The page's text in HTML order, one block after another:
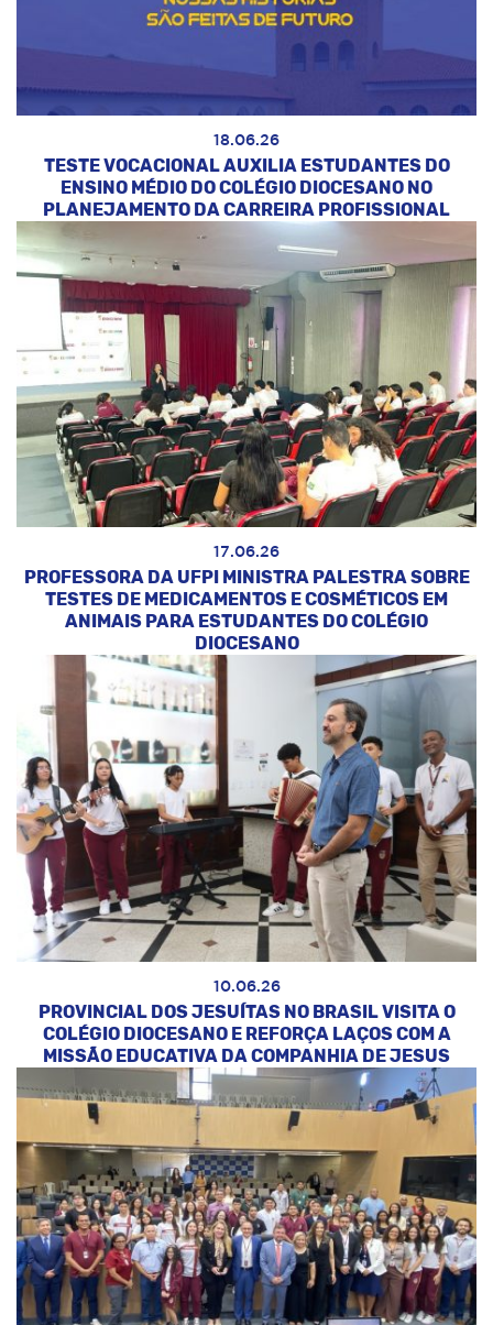
18.06.26
TESTE VOCACIONAL AUXILIA ESTUDANTES DO
ENSINO MÉDIO DO COLÉGIO DIOCESANO NO
PLANEJAMENTO DA CARREIRA PROFISSIONAL
17.06.26
PROFESSORA DA UFPI MINISTRA PALESTRA SOBRE
TESTES DE MEDICAMENTOS E COSMÉTICOS EM
ANIMAIS PARA ESTUDANTES DO COLÉGIO
DIOCESANO
10.06.26
PROVINCIAL DOS JESUÍTAS NO BRASIL VISITA O
COLÉGIO DIOCESANO E REFORÇA LAÇOS COM A
MISSÃO EDUCATIVA DA COMPANHIA DE JESUS